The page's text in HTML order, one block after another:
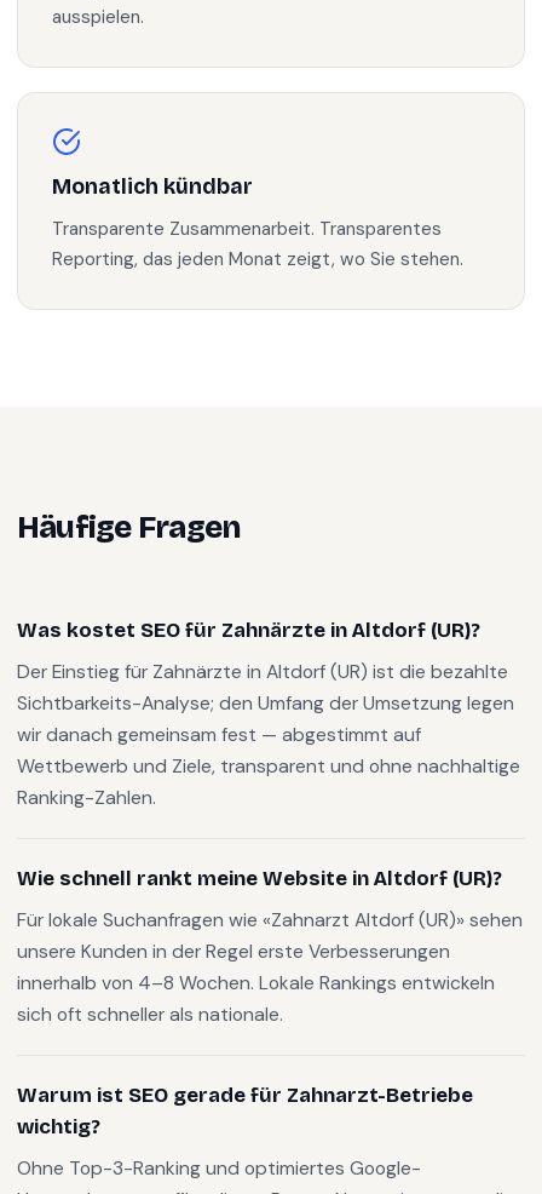
ausspielen.
Monatlich kündbar
Transparente Zusammenarbeit. Transparentes
Reporting, das jeden Monat zeigt, wo Sie stehen.
Häufige Fragen
Was kostet SEO für Zahnärzte in Altdorf (UR)?
Der Einstieg für Zahnärzte in Altdorf (UR) ist die bezahlte
Sichtbarkeits-Analyse; den Umfang der Umsetzung legen
wir danach gemeinsam fest — abgestimmt auf
Wettbewerb und Ziele, transparent und ohne nachhaltige
Ranking-Zahlen.
Wie schnell rankt meine Website in Altdorf (UR)?
Für lokale Suchanfragen wie «Zahnarzt Altdorf (UR)» sehen
unsere Kunden in der Regel erste Verbesserungen
innerhalb von 4–8 Wochen. Lokale Rankings entwickeln
sich oft schneller als nationale.
Warum ist SEO gerade für Zahnarzt-Betriebe
wichtig?
Ohne Top-3-Ranking und optimiertes Google-